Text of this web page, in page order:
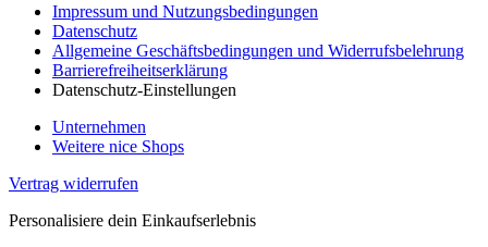
Impressum und Nutzungsbedingungen
Datenschutz
Allgemeine Geschäftsbedingungen und Widerrufsbelehrung
Barrierefreiheitserklärung
Datenschutz-Einstellungen
Unternehmen
Weitere nice Shops
Vertrag widerrufen
Personalisiere dein Einkaufserlebnis